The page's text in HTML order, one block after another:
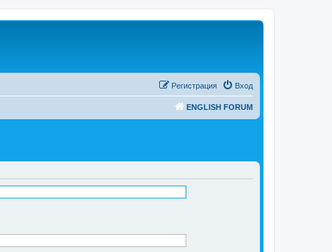
Вход
Регистрация
ENGLISH FORUM